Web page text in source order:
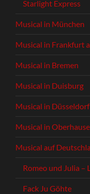
Starlight Express
Musical in München
Musical in Frankfurt
Musical in Bremen
Musical in Duisburg
Musical in Düsseldorf
Musical in
Musical auf
Romeo und Julia –
Fack Ju Göhte